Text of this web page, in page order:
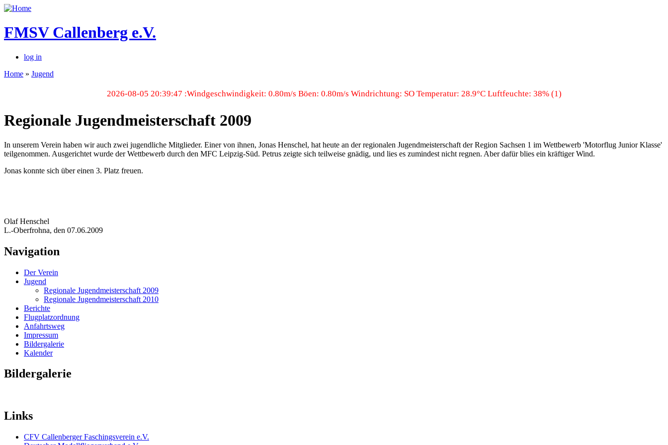
FMSV Callenberg e.V.
log in
Home » Jugend
2026-08-05 20:39:47 :Windgeschwindigkeit: 0.80m/s Böen: 0.80m/s Windrichtung: SO Temperatur: 28.9°C Luftfeuchte: 38% (1)
Regionale Jugendmeisterschaft 2009
In unserem Verein haben wir auch zwei jugendliche Mitglieder. Einer von ihnen, Jonas Henschel, hat heute an der regionalen Jugendmeisterschaft der Region Sachsen 1 im Wettbewerb 'Motorflug Junior Klasse'
teilgenommen. Ausgerichtet wurde der Wettbewerb durch den MFC Leipzig-Süd. Petrus zeigte sich teilweise gnädig, und lies es zumindest nicht regnen. Aber dafür blies ein kräftiger Wind.
Jonas konnte sich über einen 3. Platz freuen.
Olaf Henschel
L.-Oberfrohna, den 07.06.2009
Navigation
Der Verein
Jugend
Regionale Jugendmeisterschaft 2009
Regionale Jugendmeisterschaft 2010
Berichte
Flugplatzordnung
Anfahrtsweg
Impressum
Bildergalerie
Kalender
Bildergalerie
Links
CFV Callenberger Faschingsverein e.V.